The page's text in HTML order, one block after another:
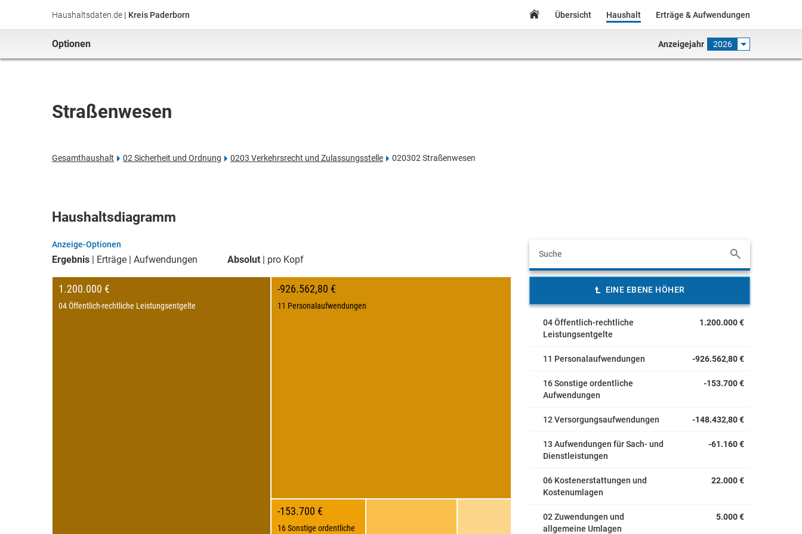
Haushaltsdaten.de | Kreis Paderborn Übersicht Haushalt Erträge & Aufwendungen
Optionen Anzeigejahr 2026
Straßenwesen
Gesamthaushalt 02 Sicherheit und Ordnung 0203 Verkehrsrecht und Zulassungsstelle 020302 Straßenwesen
Haushaltsdiagramm
Anzeige-Optionen
Ergebnis Erträge Aufwendungen Absolut pro Kopf
1.200.000 €
04 Öffentlich-rechtliche Leistungsentgelte
-926.562,80 €
11 Personalaufwendungen
-153.700 €
16 Sonstige ordentliche
EINE EBENE HÖHER
04 Öffentlich-rechtliche
Leistungsentgelte
1.200.000 €
11 Personalaufwendungen -926.562,80 €
16 Sonstige ordentliche
Aufwendungen
-153.700 €
12 Versorgungsaufwendungen -148.432,80 €
13 Aufwendungen für Sach- und
Dienstleistungen
-61.160 €
06 Kostenerstattungen und
Kostenumlagen
22.000 €
02 Zuwendungen und
allgemeine Umlagen
5.000 €